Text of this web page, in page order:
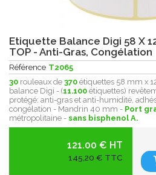
Etiquette Balance Digi 58 X
TOP - Anti-Gras, Congélation
Référence T2065
30 rouleaux de 370 étiquettes 58 mm x
balance Digi - (11.100 étiquettes)
protégé: anti-gras et anti-humidité,
congélation - Mandrin 40 mm - Port
métropolitaine - sans bisphenol A.
121.00 € HT
145,20 € TTC